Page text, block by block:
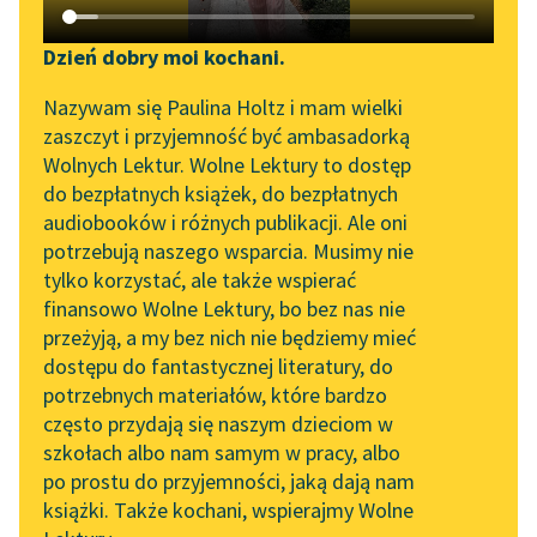
Katalog DAISY
Podkasty o książkach
Zgłoś brak utworu
Aktualności
Zapraszamy na spotkanie
online z tłumaczkami
literatury skandynawskiej
Spotkanie z Katarzyną
Tunkiel w Oslo
Wolne Lektury na 32.
Pol’and’Rock Festivalu
„Kochanek Lady
Chatterley” do słuchania
na Wolnych Lekturach
Nowy audiobook –
Narzędzia
Mapa Wolnych Lektur
Leśmianator
Przewodnik dla piszących i
czytających
API
OAI-PMH
Widget Wolnych Lektur
Przypisy
Dzień dobry moi kochani.
Nazywam się Paulina Holtz i mam wielki
zaszczyt i przyjemność być ambasadorką
Wolnych Lektur. Wolne Lektury to dostęp
do bezpłatnych książek, do bezpłatnych
audiobooków i różnych publikacji. Ale oni
potrzebują naszego wsparcia. Musimy nie
tylko korzystać, ale także wspierać
finansowo Wolne Lektury, bo bez nas nie
przeżyją, a my bez nich nie będziemy mieć
dostępu do fantastycznej literatury, do
potrzebnych materiałów, które bardzo
często przydają się naszym dzieciom w
szkołach albo nam samym w pracy, albo
po prostu do przyjemności, jaką dają nam
książki. Także kochani, wspierajmy Wolne
Poezje dla dzieci do lat 10, część II
Nasz świat
Dzień dobry
Czytanie
pobierz książkę
czytaj online